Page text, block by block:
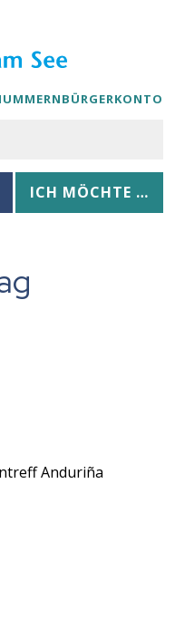
am See
BÜRGERKONTO
Ich möchte …
ICH MÖCHTE …
Anduriña